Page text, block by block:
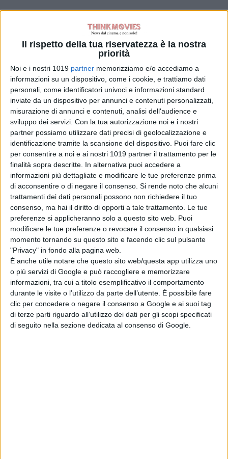
Il rispetto della tua riservatezza è la nostra
priorità
Noi e i nostri 1019 partner memorizziamo e/o accediamo a
informazioni su un dispositivo, come i cookie, e trattiamo dati
personali, come identificatori univoci e informazioni standard
inviate da un dispositivo per annunci e contenuti personalizzati,
misurazione di annunci e contenuti, analisi dell'audience e
sviluppo dei servizi. Con la tua autorizzazione noi e i nostri
partner possiamo utilizzare dati precisi di geolocalizzazione e
identificazione tramite la scansione del dispositivo. Puoi fare clic
per consentire a noi e ai nostri 1019 partner il trattamento per le
finalità sopra descritte. In alternativa puoi accedere a
informazioni più dettagliate e modificare le tue preferenze prima
di acconsentire o di negare il consenso. Si rende noto che alcuni
trattamenti dei dati personali possono non richiedere il tuo
consenso, ma hai il diritto di opporti a tale trattamento. Le tue
preferenze si applicheranno solo a questo sito web. Puoi
modificare le tue preferenze o revocare il consenso in qualsiasi
momento tornando su questo sito e facendo clic sul pulsante
"Privacy" in fondo alla pagina web.
È anche utile notare che questo sito web/questa app utilizza uno
o più servizi di Google e può raccogliere e memorizzare
informazioni, tra cui a titolo esemplificativo il comportamento
durante le visite o l’utilizzo da parte dell’utente. È possibile fare
clic per concedere o negare il consenso a Google e ai suoi tag
di terze parti riguardo all’utilizzo dei dati per gli scopi specificati
di seguito nella sezione dedicata al consenso di Google.